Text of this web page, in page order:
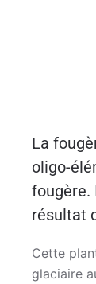
La
oligo-
fougère.
résultat
Cette
glaciaire